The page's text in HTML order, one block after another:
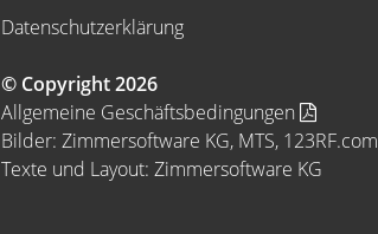
Datenschutzerklärung
© Copyright 2026
Allgemeine Geschäftsbedingungen
Bilder: Zimmersoftware KG, MTS, 123RF.com
Texte und Layout: Zimmersoftware KG